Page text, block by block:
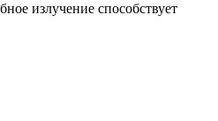
излучение способствует